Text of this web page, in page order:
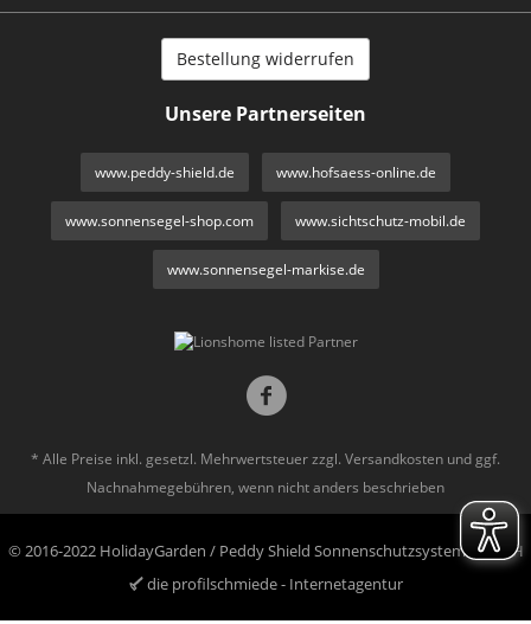
Bestellung widerrufen
Unsere Partnerseiten
www.peddy-shield.de www.hofsaess-online.de
www.sonnensegel-shop.com www.sichtschutz-mobil.de
www.sonnensegel-markise.de
* Alle Preise inkl. gesetzl. Mehrwertsteuer zzgl. Versandkosten und ggf.
Nachnahmegebühren, wenn nicht anders beschrieben
© 2016-2022 HolidayGarden / Peddy Shield Sonnenschutzsysteme GmbH
die profilschmiede - Internetagentur